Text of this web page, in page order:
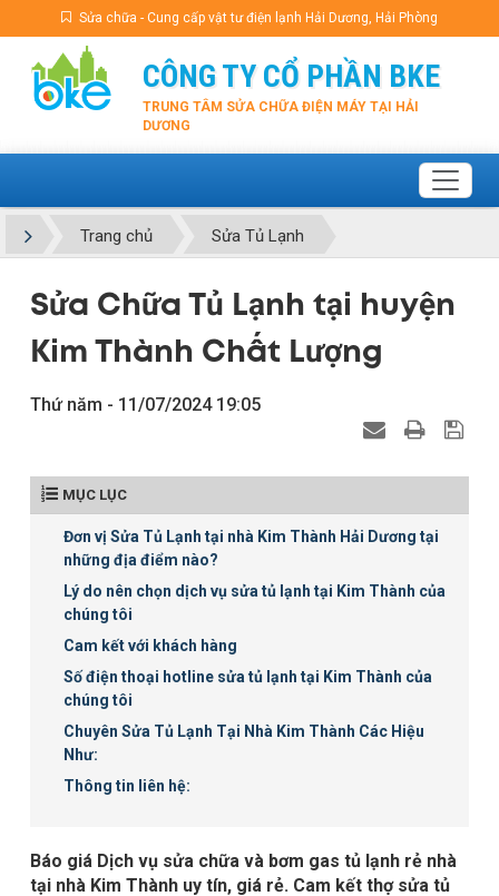
Sửa chữa - Cung cấp vật tư điện lạnh Hải Dương, Hải Phòng
CÔNG TY CỔ PHẦN BKE
TRUNG TÂM SỬA CHỮA ĐIỆN MÁY TẠI HẢI
DƯƠNG
Trang chủ Sửa Tủ Lạnh
Sửa Chữa Tủ Lạnh tại huyện
Kim Thành Chất Lượng
Thứ năm - 11/07/2024 19:05
MỤC LỤC
Đơn vị Sửa Tủ Lạnh tại nhà Kim Thành Hải Dương tại
những địa điểm nào?
Lý do nên chọn dịch vụ sửa tủ lạnh tại Kim Thành của
chúng tôi
Cam kết với khách hàng
Số điện thoại hotline sửa tủ lạnh tại Kim Thành của
chúng tôi
Chuyên Sửa Tủ Lạnh Tại Nhà Kim Thành Các Hiệu
Như:
Thông tin liên hệ:
Báo giá Dịch vụ sửa chữa và bơm gas tủ lạnh rẻ nhà
tại nhà Kim Thành uy tín, giá rẻ. Cam kết thợ sửa tủ